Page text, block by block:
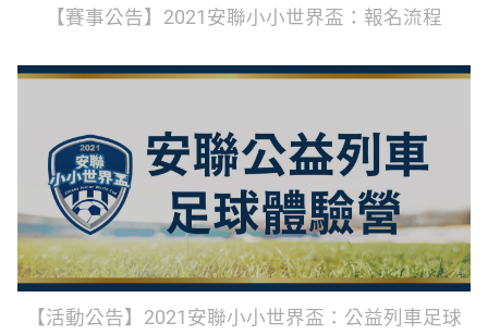
【賽事公告】2021安聯小小世界盃：報名流程
【活動公告】2021安聯小小世界盃：公益列車足球